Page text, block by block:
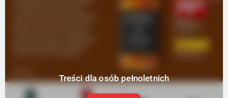
Treści dla osób pełnoletnich